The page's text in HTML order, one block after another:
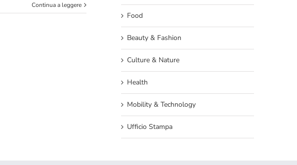
Continua a leggere
Food
Beauty & Fashion
Culture & Nature
Health
Mobility & Technology
Ufficio Stampa